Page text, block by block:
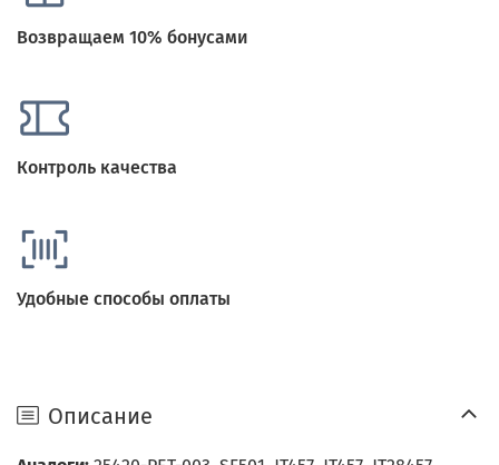
Возвращаем 10% бонусами
Контроль качества
Удобные способы оплаты
Описание